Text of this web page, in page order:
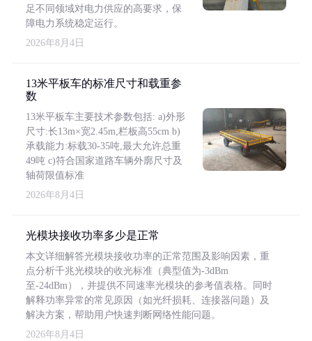
足不同领域对电力供应的高要求，保
障电力系统稳定运行。
2026年8月4日
13米平板车的标准尺寸和载重参
数
13米平板车主要技术参数包括: a)外形
尺寸:长13m×宽2.45m,栏板高55cm b)
承载能力:标载30-35吨,最大允许总重
49吨 c)符合国家道路车辆外廓尺寸及
轴荷限值标准
2026年8月4日
光模块接收功率多少是正常
本文详细解答光模块接收功率的正常范围及影响因素，重
点分析千兆光模块的收光标准（典型值为-3dBm
至-24dBm），并提供不同速率光模块的参考值表格。同时
解释功率异常的常见原因（如光纤损耗、连接器问题）及
解决方案，帮助用户快速判断网络性能问题。
2026年8月4日